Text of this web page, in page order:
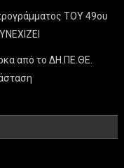
ΤΟΥ 49ου
από το ΔΗ.ΠΕ.ΘΕ.